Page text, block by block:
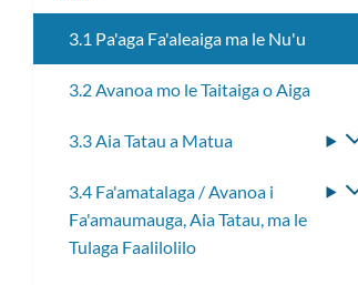
3.1 Pa'aga Fa'aleaiga ma le Nu'u
3.2 Avanoa mo le Taitaiga o Aiga
3.3 Aia Tatau a Matua
3.4 Fa'amatalaga / Avanoa i
Fa'amaumauga, Aia Tatau, ma le
Tulaga Faalilolilo